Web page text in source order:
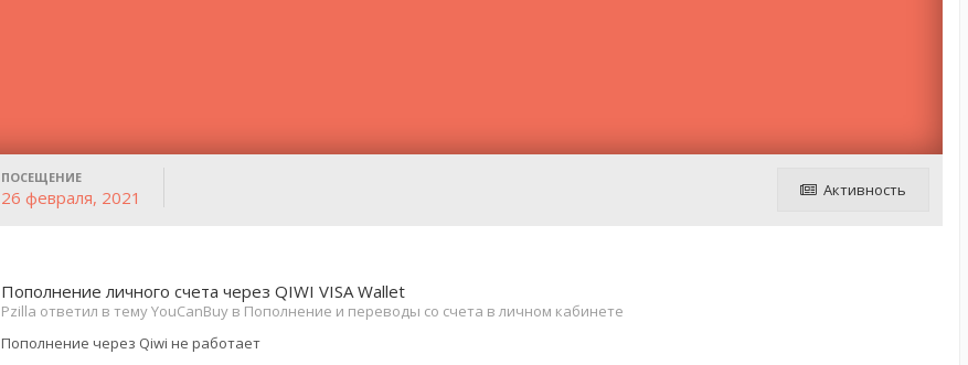
Активность
ПОСЕЩЕНИЕ
26 февраля, 2021
Пополнение личного счета через QIWI VISA Wallet
Pzilla ответил в тему YouCanBuy в Пополнение и переводы со счета в личном кабинете
Пополнение через Qiwi не работает